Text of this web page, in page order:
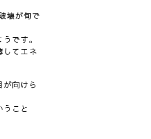
壊が旬で
です。
してエネ
向けら
こと